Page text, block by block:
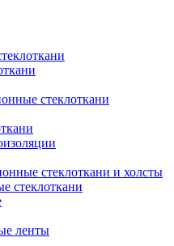
стеклоткани
стеклоткани и холсты
стеклоткани
ленты